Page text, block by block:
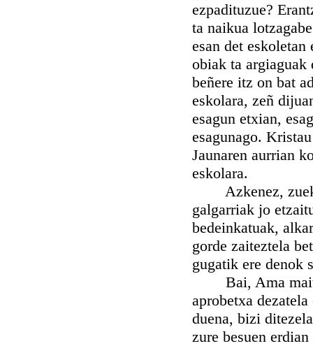
ezpadituzue?
ta naikua
esan det
obiak ta argiaguak
beñere itz on bat
eskolara, zeñ
esagun etxian,
esagunago.
Jaunaren aurrian
eskolara.
Azkenez, zuek,
galgarriak jo
bedeinkatuak,
gorde zaiteztela
gugatik ere denok
Bai, Ama
aprobetxa
duena, bizi
zure besuen